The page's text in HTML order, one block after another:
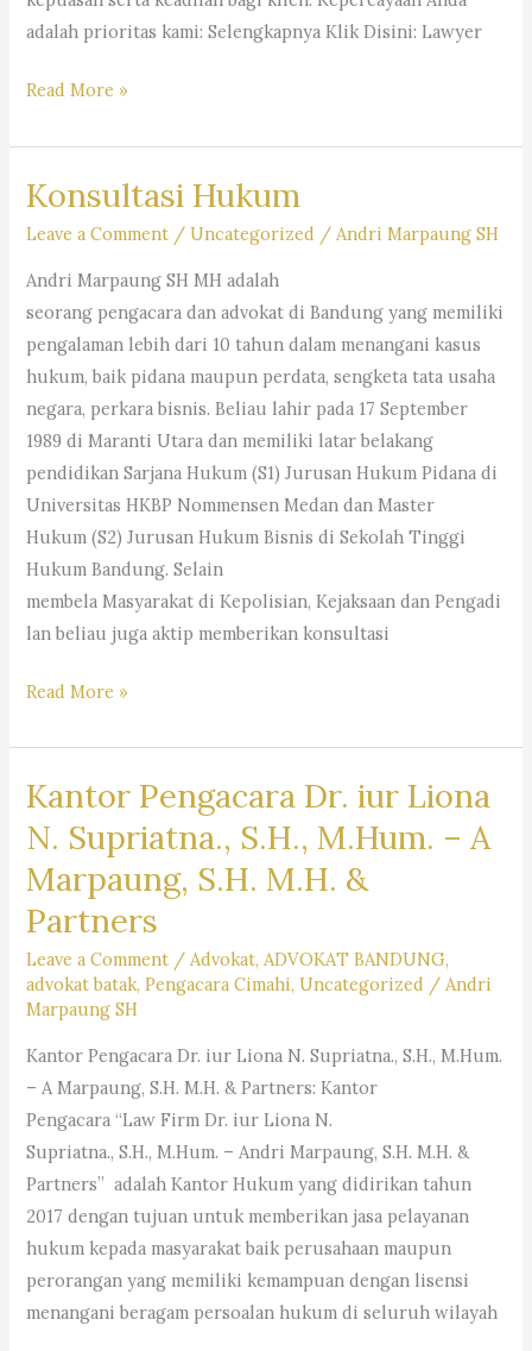
&
Partners
adalah prioritas kami: Selengkapnya Klik Disini: Lawyer
#pengacara,
#advokat,
#kuasahukum,
#lawfirm,
#firmahukum,
=Dr.
Iur
Liona
N.
Supriatna.,
S.H.,
M.Hum.
–
Andri
Marpaung,
M.H.&
Read More »
Konsultasi Hukum
Leave a Comment /Uncategorized /Andri Marpaung SH
Andri Marpaung SH MH adalah
seorang pengacara dan advokat di Bandung yang memiliki
pengalaman lebih dari 10 tahun dalam menangani kasus
hukum, baik pidana maupun perdata, sengketa tata usaha
negara, perkara bisnis. Beliau lahir pada 17 September
1989 di Maranti Utara dan memiliki latar belakang
pendidikan Sarjana Hukum (S1) Jurusan Hukum Pidana di
Universitas HKBP Nommensen Medan dan Master
Hukum (S2) Jurusan Hukum Bisnis di Sekolah Tinggi
Hukum Bandung. Selain
membela Masyarakat di Kepolisian, Kejaksaan dan Pengadi
lan beliau juga aktip memberikan konsultasi
Konsultasi
Read More »
Kantor Pengacara Dr. iur Liona
N. Supriatna., S.H., M.Hum. – A
Marpaung, S.H. M.H. &
Partners
Leave a Comment /Advokat,ADVOKAT BANDUNG,
advokat batak,Pengacara Cimahi,Uncategorized /Andri
Marpaung SH
Kantor Pengacara Dr. iur Liona N. Supriatna., S.H., M.Hum.
– A Marpaung, S.H. M.H. & Partners: Kantor
Pengacara “Law Firm Dr. iur Liona N.
Supriatna., S.H., M.Hum. – Andri Marpaung, S.H. M.H. &
Partners” adalah Kantor Hukum yang didirikan tahun
2017 dengan tujuan untuk memberikan jasa pelayanan
hukum kepada masyarakat baik perusahaan maupun
perorangan yang memiliki kemampuan dengan lisensi
menangani beragam persoalan hukum di seluruh wilayah